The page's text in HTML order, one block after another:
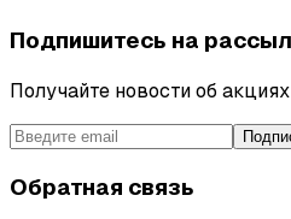
Подпишитесь на
Получайте новости об
Обратная связь